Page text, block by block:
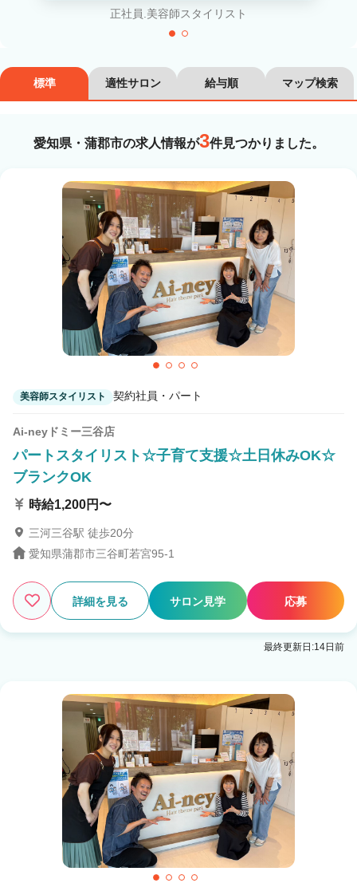
カラーリスト
ネイリスト エステティシャン
講師・インストラクター 営業・販売スタッフ・その他
雇用形態
正社員 契約社員・パート
業務委託・フリーランス 紹介・派遣
詳細条件
詳細条件を変更
正社員.美容師スタイリスト
標準 適性サロン 給与順 マップ検索
愛知県・蒲郡市の求人情報が3件見つかりました。
美容師スタイリスト 契約社員・パート
Ai-neyドミー三谷店
パートスタイリスト☆子育て支援☆土日休みOK☆
ブランクOK
時給1,200円〜
三河三谷駅 徒歩20分
愛知県蒲郡市三谷町若宮95-1
詳細を見る サロン見学 応募
最終更新日:14日前